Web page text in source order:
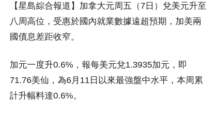
【星島綜合報道】加拿大元周五（7日）兌美元升至
八周高位，受惠於國內就業數據遠超預期，加美兩
國債息差距收窄。
加元一度升0.6%，報每美元兌1.3935加元，即
71.76美仙，為6月11日以來最強盤中水平，本周累
計升幅料達0.6%。